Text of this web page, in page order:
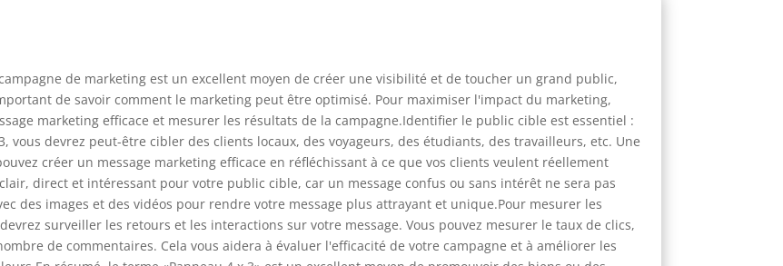
de marketing est un excellent moyen de créer une visibilité et de toucher un grand public,
de savoir comment le marketing peut être optimisé. Pour maximiser l'impact du marketing,
marketing efficace et mesurer les résultats de la campagne.Identifier le public cible est essentiel :
vous devrez peut-être cibler des clients locaux, des voyageurs, des étudiants, des travailleurs, etc. Une
créer un message marketing efficace en réfléchissant à ce que vos clients veulent réellement
direct et intéressant pour votre public cible, car un message confus ou sans intérêt ne sera pas
des images et des vidéos pour rendre votre message plus attrayant et unique.Pour mesurer les
surveiller les retours et les interactions sur votre message. Vous pouvez mesurer le taux de clics,
de commentaires. Cela vous aidera à évaluer l'efficacité de votre campagne et à améliorer les